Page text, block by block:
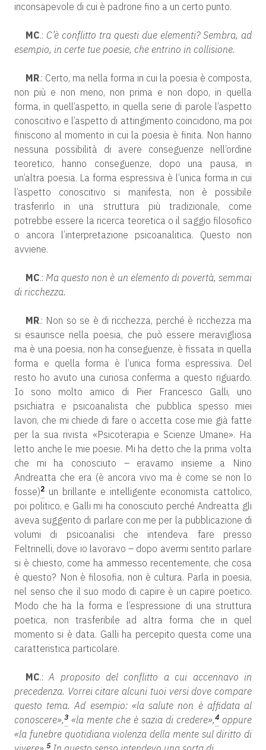
inconsapevole di cui è padrone fino a un certo punto.
MC.: C’è conflitto tra questi due elementi? Sembra, ad
esempio, in certe tue poesie, che entrino in collisione.
MR.: Certo, ma nella forma in cui la poesia è composta,
non più e non meno, non prima e non dopo, in quella
forma, in quell’aspetto, in quella serie di parole l’aspetto
conoscitivo e l’aspetto di attingimento coincidono, ma poi
finiscono al momento in cui la poesia è finita. Non hanno
nessuna possibilità di avere conseguenze nell’ordine
teoretico, hanno conseguenze, dopo una pausa, in
un’altra poesia. La forma espressiva è l’unica forma in cui
l’aspetto conoscitivo si manifesta, non è possibile
trasferirlo in una struttura più tradizionale, come
potrebbe essere la ricerca teoretica o il saggio filosofico
o ancora l’interpretazione psicoanalitica. Questo non
avviene.
MC.:Ma questo non è un elemento di povertà, semmai
di ricchezza.
MR.: Non so se è di ricchezza, perché è ricchezza ma
si esaurisce nella poesia, che può essere meravigliosa
ma è una poesia, non ha conseguenze, è fissata in quella
forma e quella forma è l’unica forma espressiva. Del
resto ho avuto una curiosa conferma a questo riguardo.
Io sono molto amico di Pier Francesco Galli, uno
psichiatra e psicoanalista che pubblica spesso miei
lavori, che mi chiede di fare o accetta cose mie già fatte
per la sua rivista «Psicoterapia e Scienze Umane». Ha
letto anche le mie poesie. Mi ha detto che la prima volta
che mi ha conosciuto – eravamo insieme a Nino
Andreatta che era (è ancora vivo ma è come se non lo
fosse)2 un brillante e intelligente economista cattolico,
poi politico, e Galli mi ha conosciuto perché Andreatta gli
aveva suggerito di parlare con me per la pubblicazione di
volumi di psicoanalisi che intendeva fare presso
Feltrinelli, dove io lavoravo – dopo avermi sentito parlare
si è chiesto, come ha ammesso recentemente, che cosa
è questo? Non è filosofia, non è cultura. Parla in poesia,
nel senso che il suo modo di capire è un capire poetico.
Modo che ha la forma e l’espressione di una struttura
poetica, non trasferibile ad altra forma che in quel
momento si è data. Galli ha percepito questa come una
caratteristica particolare.
MC.:A proposito del conflitto a cui accennavo in
precedenza. Vorrei citare alcuni tuoi versi dove compare
questo tema. Ad esempio: «la salute non è affidata al
conoscere»,3 «la mente che è sazia di credere»,4 oppure
«la funebre quotidiana violenza della mente sul diritto di
5